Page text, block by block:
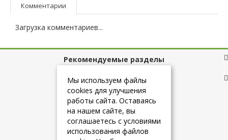
Комментарии
Загрузка комментариев...
Рекомендуемые разделы
Полезные ссылки
+7 (925) 084-10-60
Мы используем файлы
cookies для улучшения
работы сайта. Оставаясь
на нашем сайте, вы
соглашаетесь с условиями
использования файлов